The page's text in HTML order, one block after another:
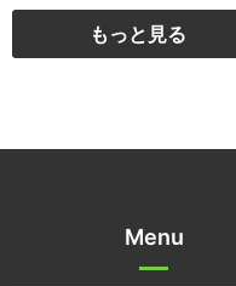
もっと見る
Menu